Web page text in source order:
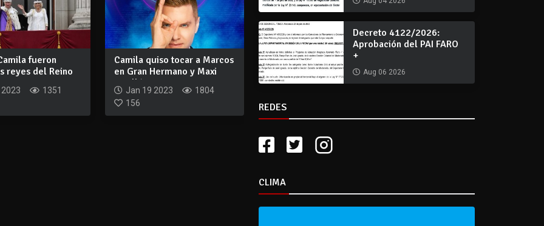
fueron
reyes del Reino
2023
1351
Camila quiso tocar a Marcos
en Gran Hermano y Maxi
estalló:...
Jan 19 2023
1804
156
Decreto 4122/2026:
Aprobación del PAI FARO
+
Aug 06 2026
REDES
CLIMA